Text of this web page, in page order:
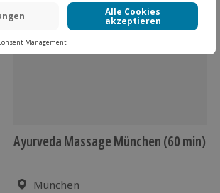
Ayurveda Massage München (60 min)
München